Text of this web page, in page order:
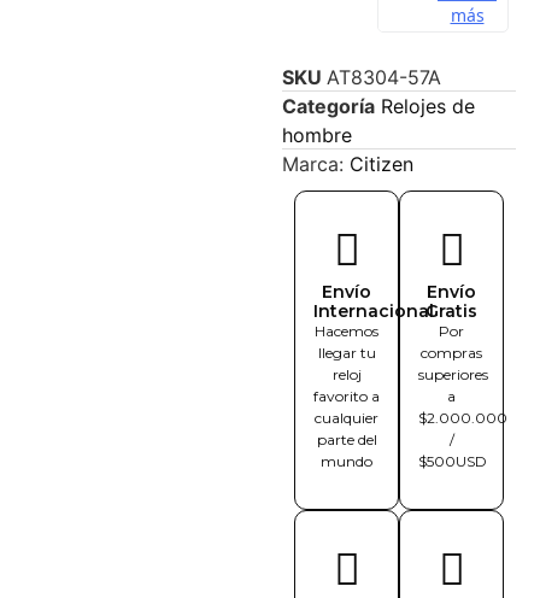
SKU AT8304-57A
Categoría Relojes de
hombre
Marca: Citizen
Envío
Internacional
Hacemos
llegar tu
reloj
favorito a
cualquier
parte del
mundo
Envío
Gratis
Por
compras
superiores
a
$2.000.000
/
$500USD